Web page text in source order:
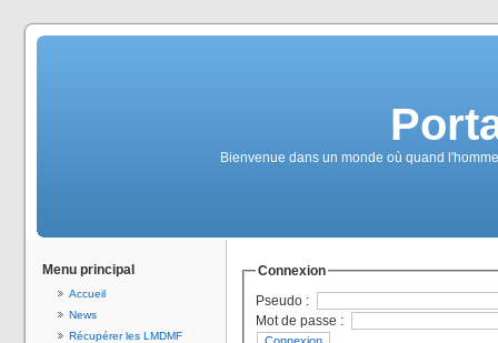
Bienvenue dans un monde où quand
Menu principal
Accueil
News
Récupérer les LMDMF
Connexion
Pseudo :
Mot de passe :